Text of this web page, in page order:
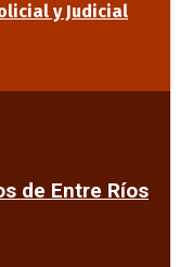
y Judicial
de Entre Ríos